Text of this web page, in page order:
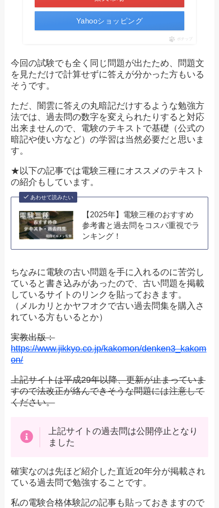
Yahooショッピング
ポチップ
今回の試験でも全く同じ問題が出たため、問題文
を見ただけで計算せずに答えが分かった方もいる
そうです。
ただ、闇雲に答えの丸暗記だけするような勉強方
法では、過去問の数字を変えられたりすると対応
出来ませんので、電験のテキストで基礎（公式の
暗記や使い方など）の学習は当然必要だと思いま
す。
★以下の記事では電験三種にオススメのテキスト
の紹介もしています。
あわせて読みたい
【2025年】電験三種のおすすめ
参考書と過去問をコスパ重視でラ
ンキング！
ちなみに電験の古い問題を手に入れるのに苦労し
ていると書き込みがあったので、古い問題を掲載
しているサイトのリンクを貼っておきます。
（メルカリとかヤフオクで古い過去問集を購入さ
れている方もいるとか）
実教出版：
https://www.jikkyo.co.jp/kakomon/denken3_kakom
on/
上記サイトは平成29年以降、更新が止まっていま
すので法改正が絡んできそうな問題には注意して
ください。
上記サイトの過去問は公開停止となり
ました
確実なのは先ほど紹介した直近20年分が掲載され
ている過去問で勉強することです。
私の電験合格体験記の記事も貼っておきますので